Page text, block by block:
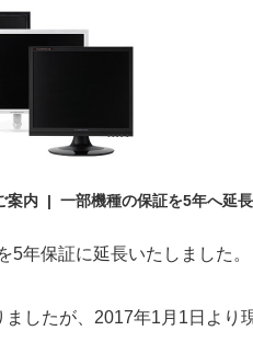
案内 | 一部機種の保証を5年へ延長
年保証に延長いたしました。
したが、2017年1月1日より